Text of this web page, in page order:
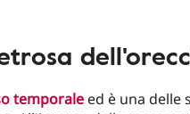
temporale ed è una